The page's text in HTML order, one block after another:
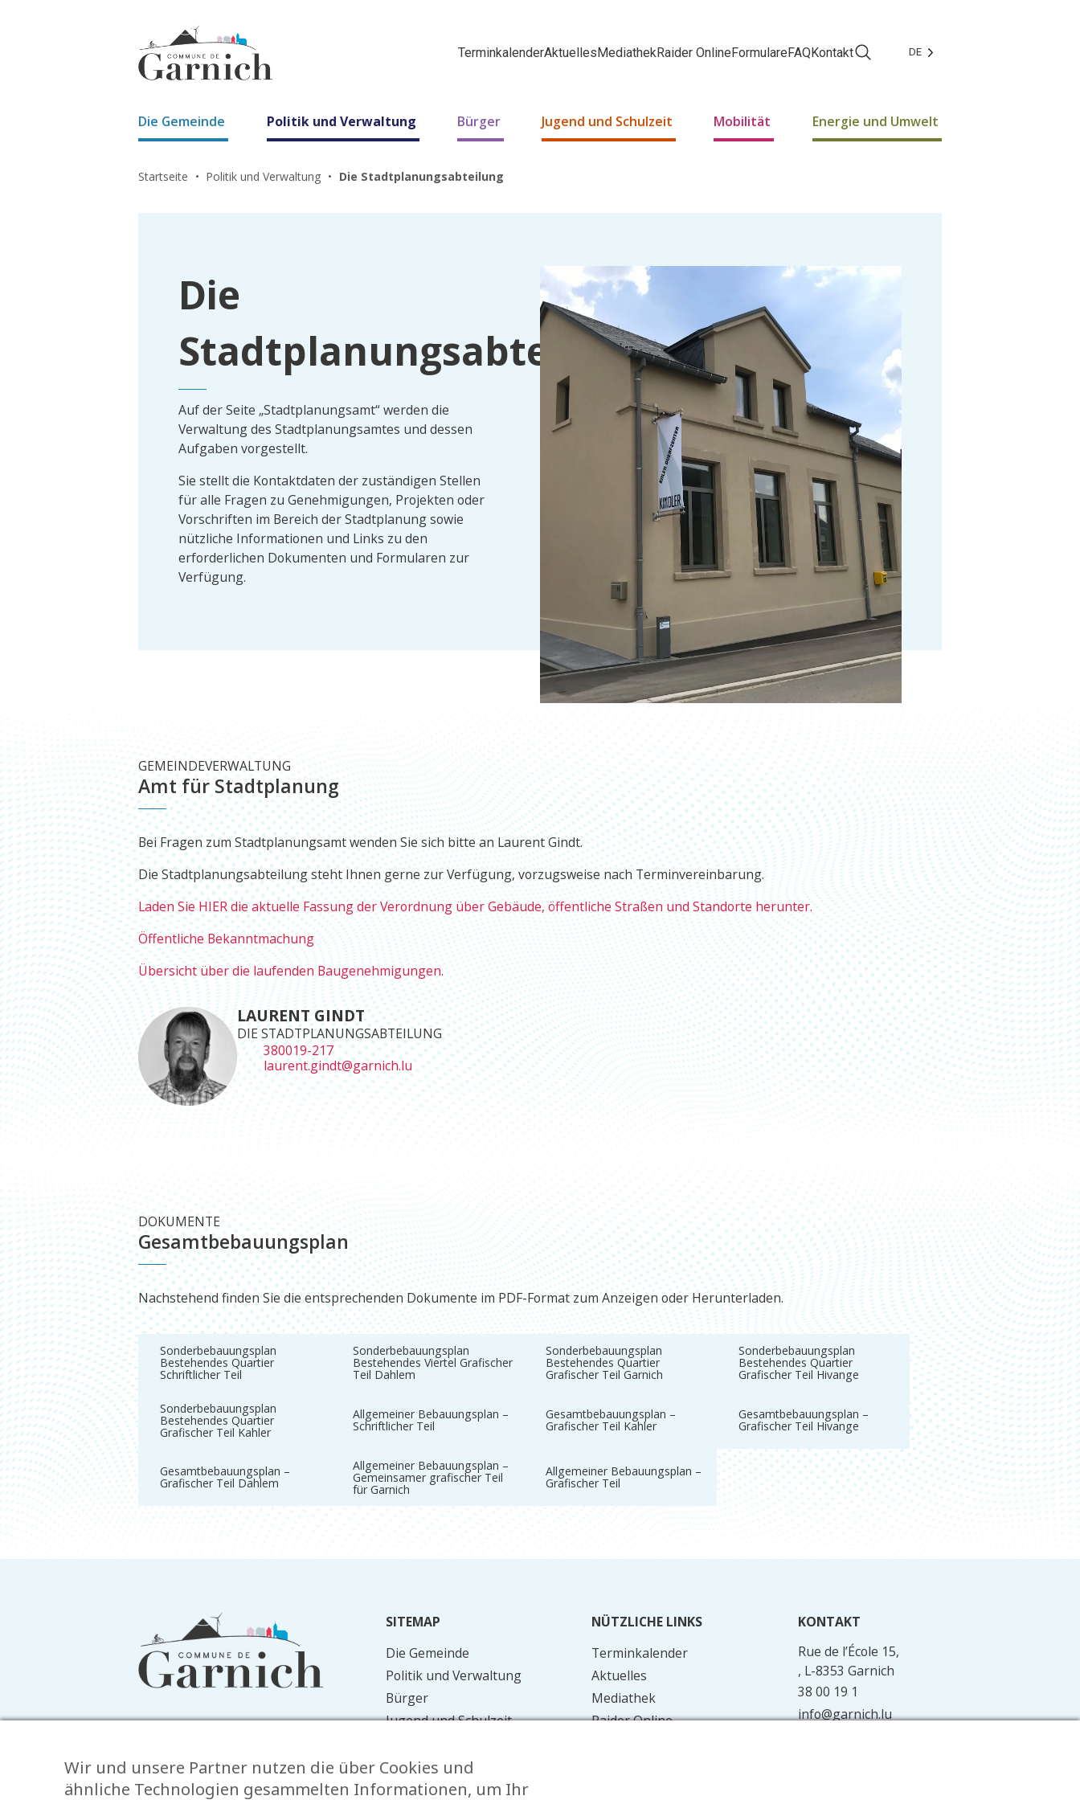
TerminkalenderAktuellesMediathekRaider OnlineFormulareFAQKontakt Facebook
Instagram
DE
Die Gemeinde Politik und Verwaltung Bürger Jugend und Schulzeit Mobilität Energie und Umwelt
Startseite Politik und Verwaltung Die Stadtplanungsabteilung
Die
Stadtplanungsabteilung
Auf der Seite „Stadtplanungsamt“ werden die
Verwaltung des Stadtplanungsamtes und dessen
Aufgaben vorgestellt.
Sie stellt die Kontaktdaten der zuständigen Stellen
für alle Fragen zu Genehmigungen, Projekten oder
Vorschriften im Bereich der Stadtplanung sowie
nützliche Informationen und Links zu den
erforderlichen Dokumenten und Formularen zur
Verfügung.
Amt für Stadtplanung
GEMEINDEVERWALTUNG
Bei Fragen zum Stadtplanungsamt wenden Sie sich bitte an Laurent Gindt.
Die Stadtplanungsabteilung steht Ihnen gerne zur Verfügung, vorzugsweise nach Terminvereinbarung.
Laden Sie HIER die aktuelle Fassung der Verordnung über Gebäude, öffentliche Straßen und Standorte herunter.
Öffentliche Bekanntmachung
Übersicht über die laufenden Baugenehmigungen.
LAURENT GINDT
DIE STADTPLANUNGSABTEILUNG
380019-217
laurent.gindt@garnich.lu
Gesamtbebauungsplan
DOKUMENTE
Nachstehend finden Sie die entsprechenden Dokumente im PDF-Format zum Anzeigen oder Herunterladen.
Sonderbebauungsplan
Bestehendes Quartier
Schriftlicher Teil
Sonderbebauungsplan
Bestehendes Viertel Grafischer
Teil Dahlem
Sonderbebauungsplan
Bestehendes Quartier
Grafischer Teil Garnich
Sonderbebauungsplan
Bestehendes Quartier
Grafischer Teil Hivange
Sonderbebauungsplan
Bestehendes Quartier
Grafischer Teil Kahler
Allgemeiner Bebauungsplan –
Schriftlicher Teil
Gesamtbebauungsplan –
Grafischer Teil Kahler
Gesamtbebauungsplan –
Grafischer Teil Hivange
Gesamtbebauungsplan –
Grafischer Teil Dahlem
Allgemeiner Bebauungsplan –
Gemeinsamer grafischer Teil
für Garnich
Allgemeiner Bebauungsplan –
Grafischer Teil
SITEMAP
Die Gemeinde
Politik und Verwaltung
Bürger
Jugend und Schulzeit
Energie und Umwelt
NÜTZLICHE LINKS
Terminkalender
Aktuelles
Mediathek
Raider Online
KONTAKT
Rue de l’École 15,
, L-8353 Garnich
38 00 19 1
info@garnich.lu
Wir und unsere Partner nutzen die über Cookies und
ähnliche Technologien gesammelten Informationen, um Ihr